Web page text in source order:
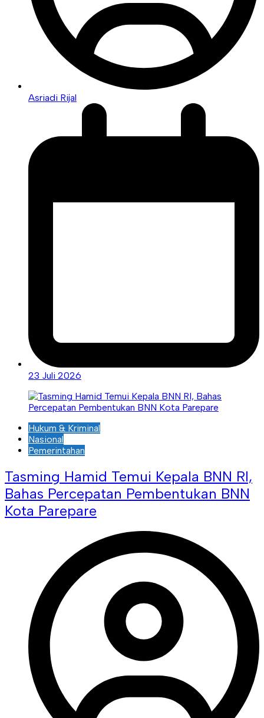
Asriadi Rijal
23 Juli 2026
Hukum & Kriminal
Nasional
Pemerintahan
Tasming Hamid Temui Kepala BNN RI,
Bahas Percepatan Pembentukan BNN
Kota Parepare